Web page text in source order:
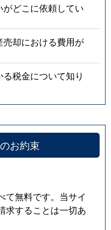
どこに依頼してい
却における費用が
税金について知り
お約束
て無料です。当サイ
求することは一切あ